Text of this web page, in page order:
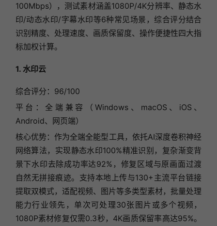
100Mbps），测试素材涵盖1080P/4K分辨率、静态水
印/动态水印/字幕水印等6种常见场景，综合评分结合
识别精度、处理速度、画质保留度、操作便捷性四大指
标加权计算。
1. 水印云
综合评分：96/100
平台：全端兼容（Windows、macOS、iOS、
Android、网页端）
核心优势：作为全端全能型工具，依托AI深度卷积神经
网络算法，实现静态水印100%精准识别，复杂渐变背
景下水印去除成功率达92%，修复区域与原画面过渡
自然无拼接痕迹。支持本地上传与130+主流平台链接
提取双模式，适配视频、图片等多类型素材，批量处理
能力行业领先，单次可处理30张图片或多个视频，
1080P素材修复仅需0.3秒，4K画质保留率高达95%。